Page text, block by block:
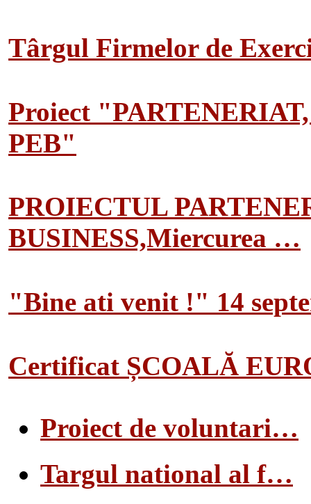
Târgul Firmelor de
Proiect
PEB"
PROIECTUL
BUSINESS,Miercurea …
"Bine ati venit !" 14
Certificat ȘCOALĂ
Proiect de voluntari…
Targul national al f…